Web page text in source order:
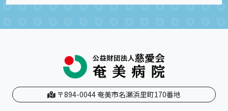
〒894-0044 奄美市名瀬浜里町170番地